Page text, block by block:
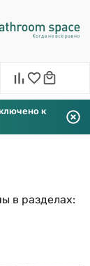
к
в разделах: